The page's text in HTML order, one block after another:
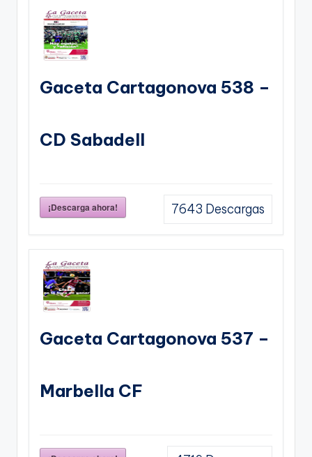
Gaceta Cartagonova 538 –
CD Sabadell
¡Descarga ahora! 7643 Descargas
Gaceta Cartagonova 537 –
Marbella CF